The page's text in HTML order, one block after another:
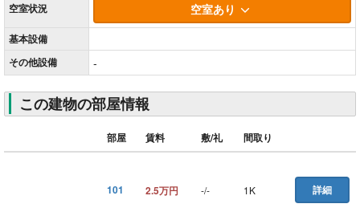
空室状況 空室あり
基本設備
その他設備 -
この建物の部屋情報
部屋 賃料 敷/礼 間取り
101 2.5万円 -/- 1K 詳細